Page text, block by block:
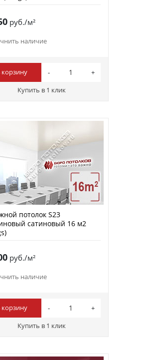
руб./м²
наличие
корзину
Купить в 1 клик
потолок S23
сатиновый 16 м2
руб./м²
наличие
корзину
Купить в 1 клик